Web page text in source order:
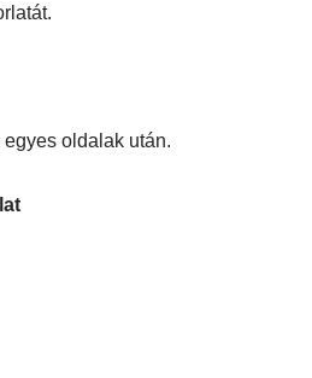
oldalak után.